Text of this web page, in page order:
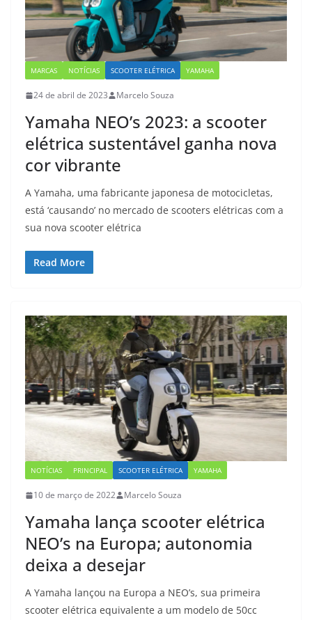
MARCAS NOTÍCIAS SCOOTER ELÉTRICA YAMAHA
24 de abril de 2023 Marcelo Souza
Yamaha NEO’s 2023: a scooter
elétrica sustentável ganha nova
cor vibrante
A Yamaha, uma fabricante japonesa de motocicletas,
está ‘causando’ no mercado de scooters elétricas com a
sua nova scooter elétrica
Read More
NOTÍCIAS PRINCIPAL SCOOTER ELÉTRICA YAMAHA
10 de março de 2022 Marcelo Souza
Yamaha lança scooter elétrica
NEO’s na Europa; autonomia
deixa a desejar
A Yamaha lançou na Europa a NEO’s, sua primeira
scooter elétrica equivalente a um modelo de 50cc